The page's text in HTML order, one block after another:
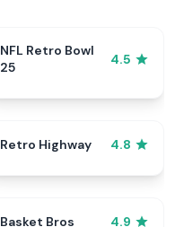
NFL Retro Bowl
25
4.5
Retro Highway 4.8
Basket Bros 4.9